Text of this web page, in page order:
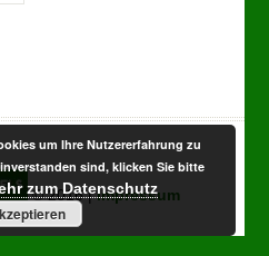
© 2016 |Impressum
um Ihre Nutzererfahrung zu
sind, klicken Sie bitte
zum Datenschutz